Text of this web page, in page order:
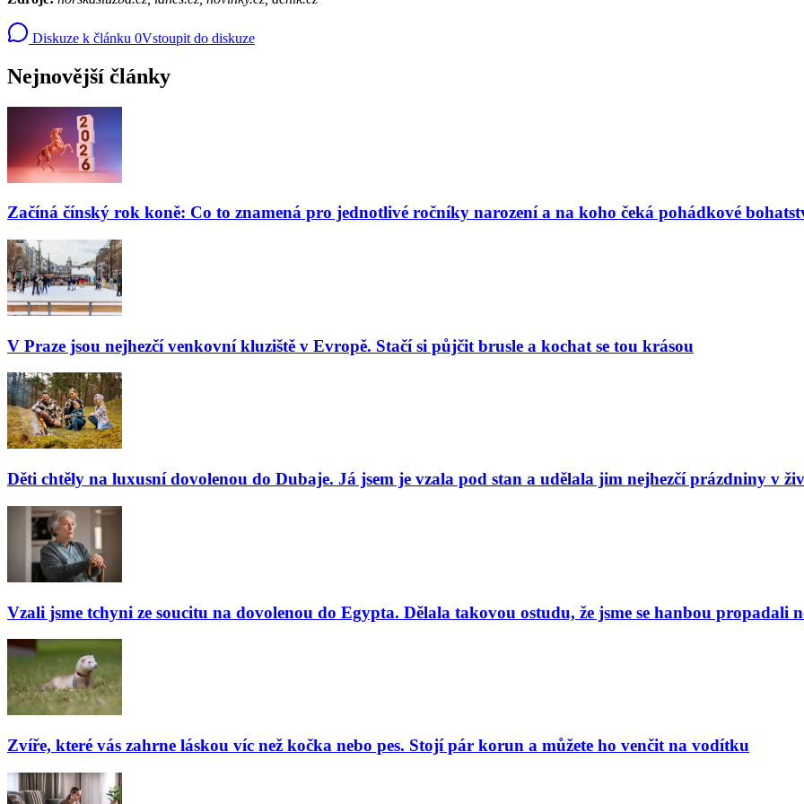
Diskuze k článku 0Vstoupit do diskuze
Nejnovější články
Začíná čínský rok koně: Co to znamená pro jednotlivé ročníky narození a na koho čeká pohádkové
V Praze jsou nejhezčí venkovní kluziště v Evropě. Stačí si půjčit brusle a kochat se tou krásou
Děti chtěly na luxusní dovolenou do Dubaje. Já jsem je vzala pod stan a udělala jim nejhezčí prázdniny v
Vzali jsme tchyni ze soucitu na dovolenou do Egypta. Dělala takovou ostudu, že jsme se hanbou propadali
Zvíře, které vás zahrne láskou víc než kočka nebo pes. Stojí pár korun a můžete ho venčit na vodítku